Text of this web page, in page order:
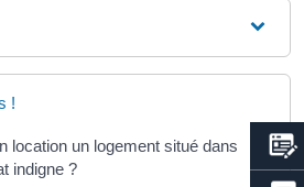
!
location un logement situé dans
indigne ?